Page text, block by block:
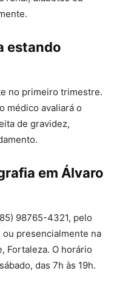
estando
no primeiro trimestre.
médico avaliará o
de gravidez,
em Álvaro
98765-4321, pelo
presencialmente na
Fortaleza. O horário
das 7h às 19h.